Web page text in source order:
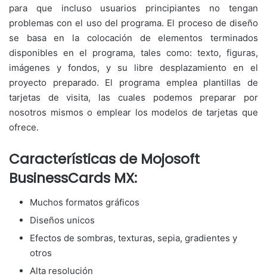
para que incluso usuarios principiantes no tengan
problemas con el uso del programa. El proceso de diseño
se basa en la colocación de elementos terminados
disponibles en el programa, tales como: texto, figuras,
imágenes y fondos, y su libre desplazamiento en el
proyecto preparado. El programa emplea plantillas de
tarjetas de visita, las cuales podemos preparar por
nosotros mismos o emplear los modelos de tarjetas que
ofrece.
Características de Mojosoft
BusinessCards MX:
Muchos formatos gráficos
Diseños unicos
Efectos de sombras, texturas, sepia, gradientes y
otros
Alta resolución